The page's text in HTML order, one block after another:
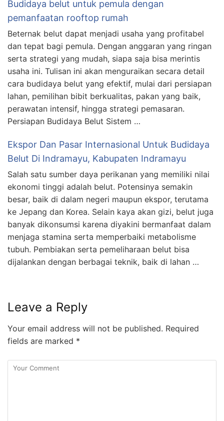
Budidaya belut untuk pemula dengan
pemanfaatan rooftop rumah
Beternak belut dapat menjadi usaha yang profitabel
dan tepat bagi pemula. Dengan anggaran yang ringan
serta strategi yang mudah, siapa saja bisa merintis
usaha ini. Tulisan ini akan menguraikan secara detail
cara budidaya belut yang efektif, mulai dari persiapan
lahan, pemilihan bibit berkualitas, pakan yang baik,
perawatan intensif, hingga strategi pemasaran.
Persiapan Budidaya Belut Sistem …
Ekspor Dan Pasar Internasional Untuk Budidaya
Belut Di Indramayu, Kabupaten Indramayu
Salah satu sumber daya perikanan yang memiliki nilai
ekonomi tinggi adalah belut. Potensinya semakin
besar, baik di dalam negeri maupun ekspor, terutama
ke Jepang dan Korea. Selain kaya akan gizi, belut juga
banyak dikonsumsi karena diyakini bermanfaat dalam
menjaga stamina serta memperbaiki metabolisme
tubuh. Pembiakan serta pemeliharaan belut bisa
dijalankan dengan berbagai teknik, baik di lahan …
Leave a Reply
Your email address will not be published. Required
fields are marked *